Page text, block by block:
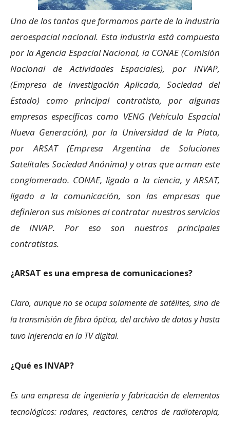
Uno de los tantos que formamos parte de la industria
aeroespacial nacional. Esta industria está compuesta
por la Agencia Espacial Nacional, la CONAE (Comisión
Nacional de Actividades Espaciales), por INVAP,
(Empresa de Investigación Aplicada, Sociedad del
Estado) como principal contratista, por algunas
empresas específicas como VENG (Vehículo Espacial
Nueva Generación), por la Universidad de la Plata,
por ARSAT (Empresa Argentina de Soluciones
Satelitales Sociedad Anónima) y otras que arman este
conglomerado. CONAE, ligado a la ciencia, y ARSAT,
ligado a la comunicación, son las empresas que
definieron sus misiones al contratar nuestros servicios
de INVAP. Por eso son nuestros principales
contratistas.
¿ARSAT es una empresa de comunicaciones?
Claro, aunque no se ocupa solamente de satélites, sino de
la transmisión de fibra óptica, del archivo de datos y hasta
tuvo injerencia en la TV digital.
¿Qué es INVAP?
Es una empresa de ingeniería y fabricación de elementos
tecnológicos: radares, reactores, centros de radioterapia,